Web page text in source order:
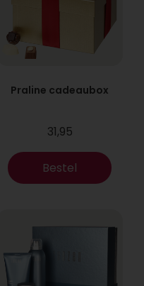
Praline cadeaubox
31,95
Bestel